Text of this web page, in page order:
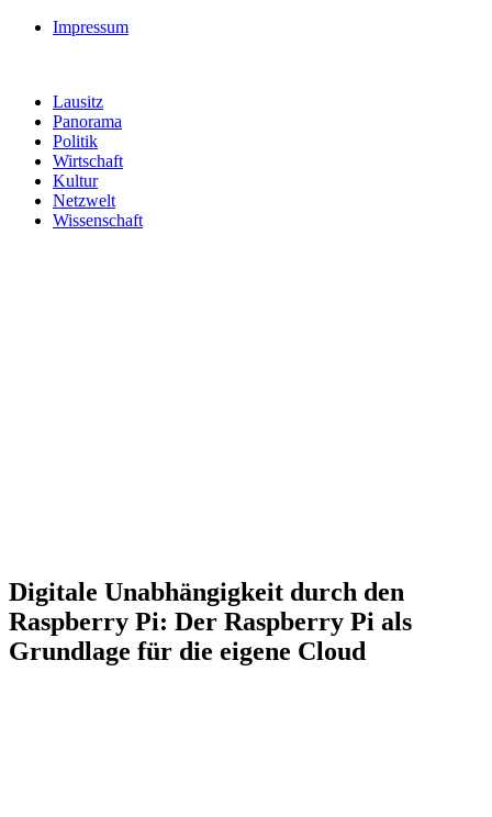
Impressum
Lausitz
Panorama
Politik
Wirtschaft
Kultur
Netzwelt
Wissenschaft
Digitale Unabhängigkeit durch den
Raspberry Pi: Der Raspberry Pi als
Grundlage für die eigene Cloud